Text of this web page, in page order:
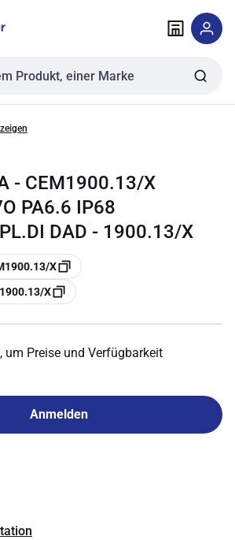
- CEM1900.13/X
PA6.6 IP68
DAD - 1900.13/X
X
X
um Preise und Verfügbarkeit
Anmelden